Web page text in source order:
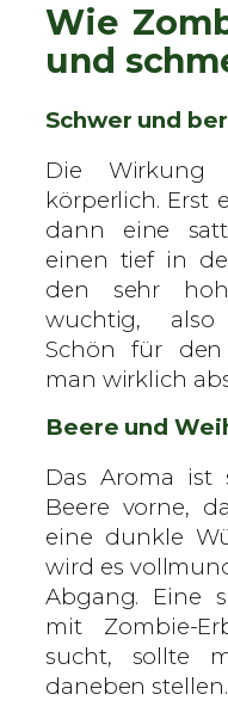
Wie
und
Schwer und
Die
körperlich. Erst
dann eine
einen tief in
den sehr
wuchtig, also
Schön für
man wirklich
Beere und
Das Aroma ist
Beere vorne,
eine dunkle
wird es
Abgang. Eine
mit Zombie-
sucht, sollte
daneben stellen.